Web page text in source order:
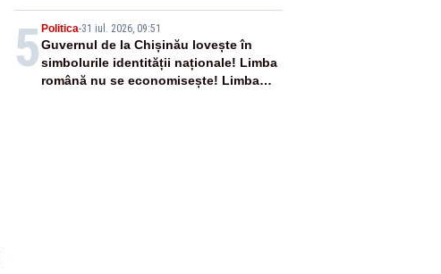
„junk”
5 Politica-31 iul. 2026, 09:51
Guvernul de la Chișinău lovește în
simbolurile identității naționale! Limba
română nu se economisește! Limba